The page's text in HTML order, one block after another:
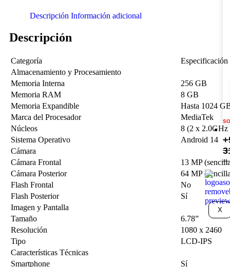
X
Descripción Información adicional
Descripción
Categoría
Especificación
Almacenamiento y Procesamiento
Memoria Interna
256 GB
Memoria RAM
8 GB
Memoria Expandible
Hasta 1024
Marca del Procesador
MediaTek
Núcleos
8 (2 x
Sistema Operativo
Android 14
Cámara
Cámara Frontal
13 MP
Cámara Posterior
64 MP
Flash Frontal
No
Flash Posterior
Sí
Imagen y Pantalla
Tamaño
6.78”
Resolución
1080 x 2460
Tipo
LCD-IPS
Características Técnicas
Smartphone
Sí